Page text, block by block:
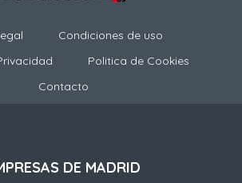
Condiciones de uso
Politica de Cookies
Contacto
DE MADRID